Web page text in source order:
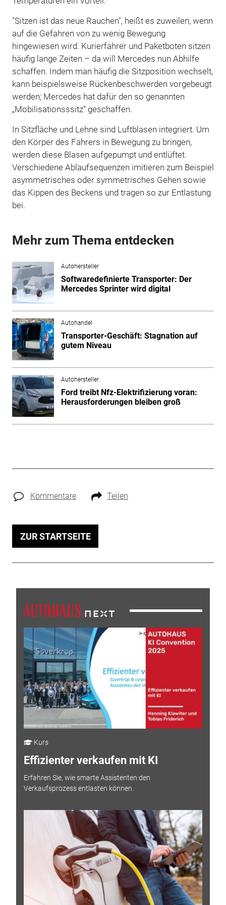
"Sitzen ist das neue Rauchen", heißt es zuweilen, wenn
auf die Gefahren von zu wenig Bewegung
hingewiesen wird. Kurierfahrer und Paketboten sitzen
häufig lange Zeiten – da will Mercedes nun Abhilfe
schaffen. Indem man häufig die Sitzposition wechselt,
kann beispielsweise Rückenbeschwerden vorgebeugt
werden; Mercedes hat dafür den so genannten
„Mobilisationsssitz“ geschaffen.
In Sitzfläche und Lehne sind Luftblasen integriert. Um
den Körper des Fahrers in Bewegung zu bringen,
werden diese Blasen aufgepumpt und entlüftet.
Verschiedene Ablaufsequenzen imitieren zum Beispiel
asymmetrisches oder symmetrisches Gehen sowie
das Kippen des Beckens und tragen so zur Entlastung
bei.
Mehr zum Thema entdecken
Autohersteller
Softwaredefinierte Transporter: Der
Mercedes Sprinter wird digital
Autohandel
Transporter-Geschäft: Stagnation auf
gutem Niveau
Autohersteller
Ford treibt Nfz-Elektrifizierung voran:
Herausforderungen bleiben groß
Kommentare Teilen
ZUR STARTSEITE
Kurs
Effizienter verkaufen mit KI
Erfahren Sie, wie smarte Assistenten den
Verkaufsprozess entlasten können.